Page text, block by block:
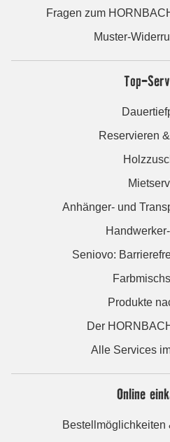
Fragen zum
Muster-
Top-
Reservieren
Anhänger- und
Seniovo:
Produkte
Der
Alle Services
Online
Bestellmöglichkeiten